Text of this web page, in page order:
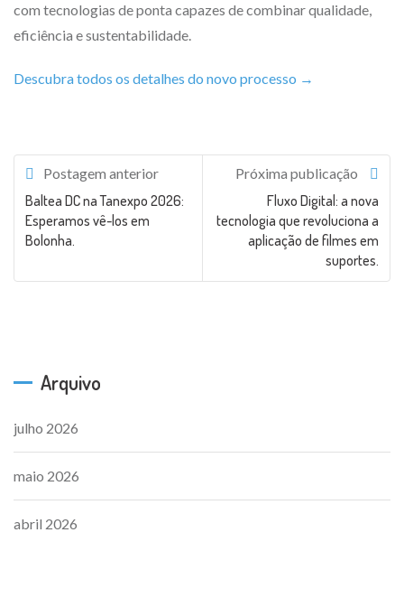
com tecnologias de ponta capazes de combinar qualidade,
eficiência e sustentabilidade.
Descubra todos os detalhes do novo processo →
Postagem anterior
Baltea DC na Tanexpo 2026:
Esperamos vê-los em
Bolonha.
Próxima publicação
Fluxo Digital: a nova
tecnologia que revoluciona a
aplicação de filmes em
suportes.
Arquivo
julho 2026
maio 2026
abril 2026